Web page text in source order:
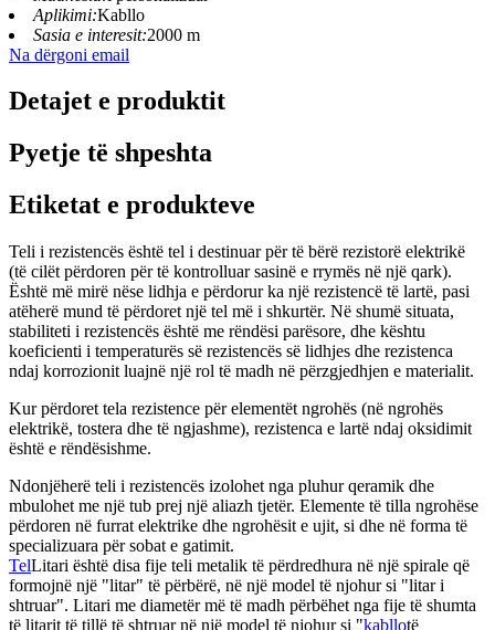
Aplikimi:Kabllo
Sasia e interesit:2000 m
Na dërgoni email
Detajet e produktit
Pyetje të shpeshta
Etiketat e produkteve
Teli i rezistencës është tel i destinuar për të bërë rezistorë elektrikë
(të cilët përdoren për të kontrolluar sasinë e rrymës në një qark).
Është më mirë nëse lidhja e përdorur ka një rezistencë të lartë, pasi
atëherë mund të përdoret një tel më i shkurtër. Në shumë situata,
stabiliteti i rezistencës është me rëndësi parësore, dhe kështu
koeficienti i temperaturës së rezistencës së lidhjes dhe rezistenca
ndaj korrozionit luajnë një rol të madh në përzgjedhjen e materialit.
Kur përdoret tela rezistence për elementët ngrohës (në ngrohës
elektrikë, tostera dhe të ngjashme), rezistenca e lartë ndaj oksidimit
është e rëndësishme.
Ndonjëherë teli i rezistencës izolohet nga pluhur qeramik dhe
mbulohet me një tub prej një aliazh tjetër. Elemente të tilla ngrohëse
përdoren në furrat elektrike dhe ngrohësit e ujit, si dhe në forma të
specializuara për sobat e gatimit.
TelLitari është disa fije teli metalik të përdredhura në një spirale që
formojnë një "litar" të përbërë, në një model të njohur si "litar i
shtruar". Litari me diametër më të madh përbëhet nga fije të shumta
të litarit të tillë të shtruar në një model të njohur si "kabllotë